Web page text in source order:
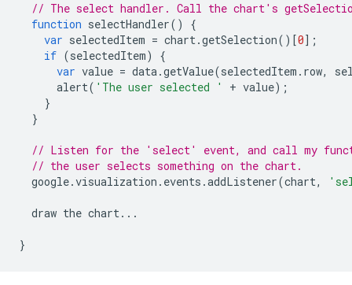
// The select handler. Call the chart's
function selectHandler()
{
var selectedItem = chart.getSelection()[0];
if (selectedItem)
{
var value = data.getValue(selectedItem . row,
alert( 'The user selected ' + value);
}
}
// Listen for the 'select' event, and call my
// the user selects something on the chart.
google.visualization . events .addListener(chart,
draw the chart...
}